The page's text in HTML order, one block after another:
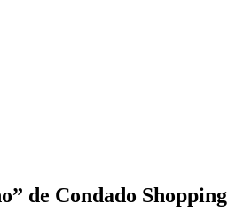
de Condado Shopping